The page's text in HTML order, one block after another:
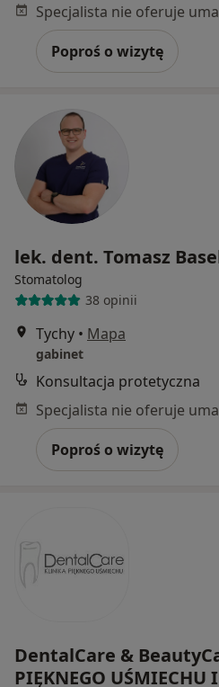
Poproś o wizytę
lek. dent. Tomasz
Stomatolog
38 opinii
Tychy • Mapa
gabinet
Konsultacja protetyczna
Poproś o wizytę
DentalCare &
PIĘKNEGO UŚMIECHU